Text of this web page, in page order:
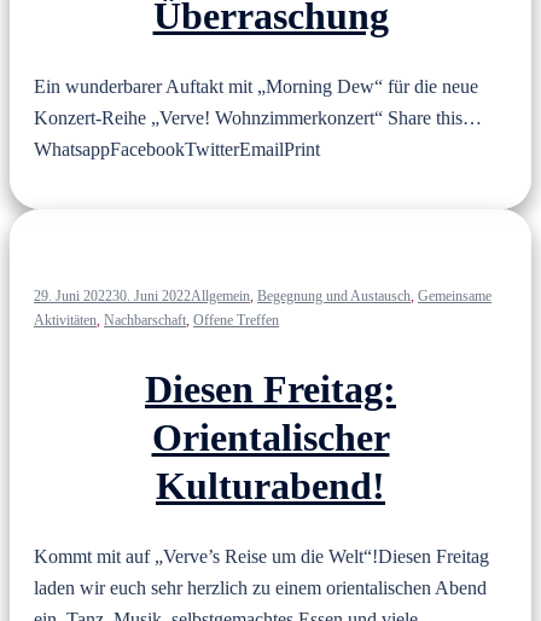
Überraschung
Ein wunderbarer Auftakt mit „Morning Dew“ für die neue
Konzert-Reihe „Verve! Wohnzimmerkonzert“ Share this…
WhatsappFacebookTwitterEmailPrint
29. Juni 202230. Juni 2022Allgemein, Begegnung und Austausch, Gemeinsame
Aktivitäten, Nachbarschaft, Offene Treffen
Diesen Freitag:
Orientalischer
Kulturabend!
Kommt mit auf „Verve’s Reise um die Welt“!Diesen Freitag
laden wir euch sehr herzlich zu einem orientalischen Abend